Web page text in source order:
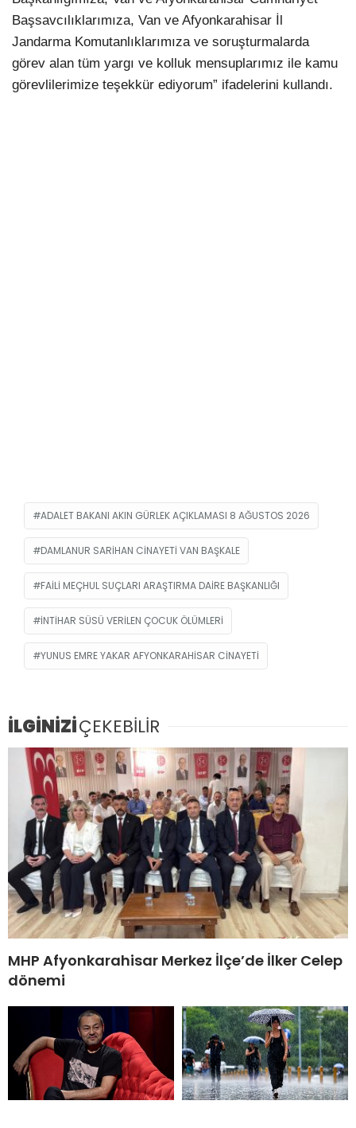
Başsavcılıklarımıza, Van ve Afyonkarahisar İl
Jandarma Komutanlıklarımıza ve soruşturmalarda
görev alan tüm yargı ve kolluk mensuplarımız ile kamu
görevlilerimize teşekkür ediyorum” ifadelerini kullandı.
ADALET BAKANI AKIN GÜRLEK AÇIKLAMASI 8 AĞUSTOS 2026
DAMLANUR SARIHAN CINAYETI VAN BAŞKALE
FAILI MEÇHUL SUÇLARI ARAŞTIRMA DAIRE BAŞKANLIĞI
INTIHAR SÜSÜ VERILEN ÇOCUK ÖLÜMLERI
YUNUS EMRE YAKAR AFYONKARAHISAR CINAYETI
İLGİNİZİÇEKEBİLİR
MHP Afyonkarahisar Merkez İlçe’de İlker Celep
dönemi